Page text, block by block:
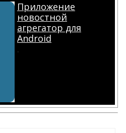
Приложение
новостной
агрегатор для
Android
.